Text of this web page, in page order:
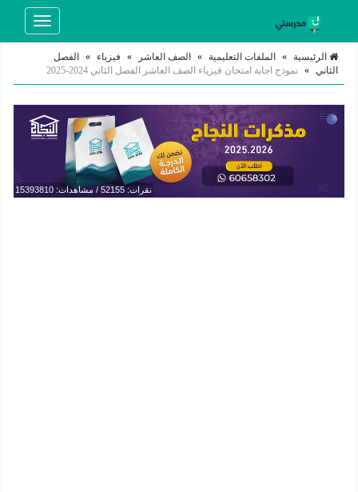
Toggle
الرئيسية » الملفات التعليمية » الصف العاشر » فيزياء »
الفصل
الثاني » نموذج اجابة امتحان فيزياء الصف العاشر الفصل الثاني 2024-2025
نقرات: 52155 / مشاهدات: 15393810